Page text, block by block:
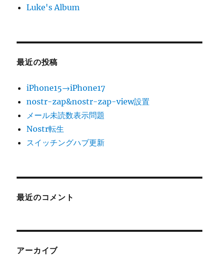
Luke's Album
最近の投稿
iPhone15→iPhone17
nostr-zap&nostr-zap-view設置
メール未読数表示問題
Nostr転生
スイッチングハブ更新
最近のコメント
アーカイブ